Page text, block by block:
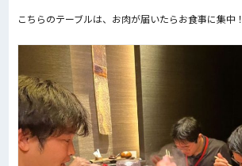
こちらのテーブルは、お肉が届いたらお食事に集中！